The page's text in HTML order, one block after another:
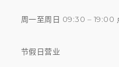
周一至周日 09:30 – 19:00
节假日营业